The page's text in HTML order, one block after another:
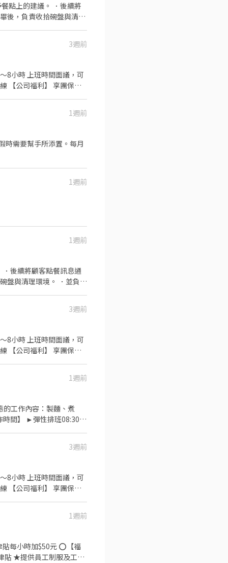
點上的建議。 ．後續將
後，負責收拾碗盤與清理
3週前
8小時 上班時間面議，可
【公司福利】 享團保、
1週前
時需要幫手所添置。每月
1週前
1週前
後續將顧客點餐訊息通
盤與清理環境。 ．並負責
3週前
8小時 上班時間面議，可
【公司福利】 享團保、
1週前
3週前
8小時 上班時間面議，可
【公司福利】 享團保、
1週前
時加$50元 ⭕【福
貼 ★提供員工制服及工作